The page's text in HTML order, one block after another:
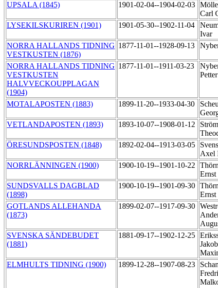
UPSALA (1845)
1901-02-04--1904-02-03
Carl
LYSEKILSKURIREN (1901)
1901-05-30--1902-11-04
Ivar
NORRA HALLANDS TIDNING
VESTKUSTEN (1876)
1877-11-01--1928-09-13
NORRA HALLANDS TIDNING
VESTKUSTEN
HALVVECKOUPPLAGAN
(1904)
1877-11-01--1911-03-23
MOTALAPOSTEN (1883) 1899-11-20--1933-04-30
VETLANDAPOSTEN (1893)
1893-10-07--1908-01-12
ÖRESUNDSPOSTEN (1848)
1892-02-04--1913-03-05
Axel
NORRLÄNNINGEN (1900)
1900-10-19--1901-10-22
SUNDSVALLS DAGBLAD
(1898)
1900-10-19--1901-09-30
GOTLANDS ALLEHANDA
(1873)
1899-02-07--1917-09-30
SVENSKA SÄNDEBUDET
(1881)
1881-09-17--1902-12-25
Jakob
ELMHULTS TIDNING (1900)
1899-12-28--1907-08-23